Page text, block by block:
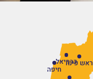
חיפה
ראש פינהכרמיאל